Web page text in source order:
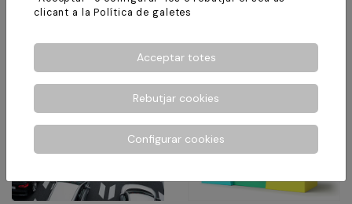
Oferim un precís i estricte
tramitació de tots els
rendibilitzar la seva gestió.
clicant a laPolítica de galetes
Acceptar totes
Rebutjar cookies
Configurar cookies